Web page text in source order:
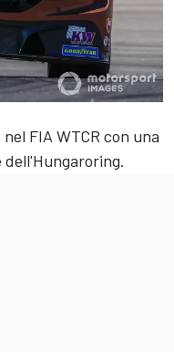
FIA WTCR con una